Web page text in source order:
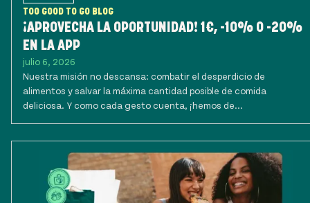
TOO GOOD TO GO BLOG
¡APROVECHA LA OPORTUNIDAD! 1€, -10% O -20%
EN LA APP
julio 6, 2026
Nuestra misión no descansa: combatir el desperdicio de
alimentos y salvar la máxima cantidad posible de comida
deliciosa. Y como cada gesto cuenta, ¡hemos de...